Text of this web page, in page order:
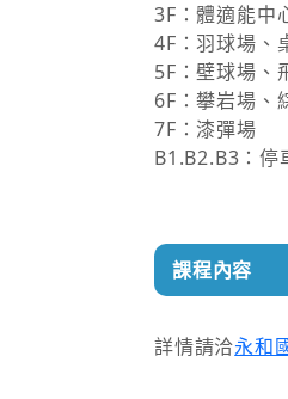
3F：體適能中
4F：羽球場、
5F：壁球場、
6F：攀岩場、
7F：漆彈場
B1.B2.B3：停
課程內容
詳情請洽永和